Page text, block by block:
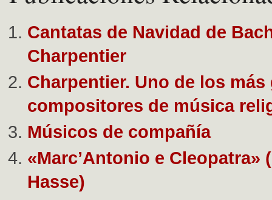
Cantatas de Navidad de
Charpentier
Charpentier. Uno de los más
compositores de música
Músicos de compañía
«Marc’Antonio e Cleopatra»
Hasse)